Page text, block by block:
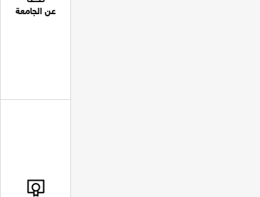
عن الجامعة